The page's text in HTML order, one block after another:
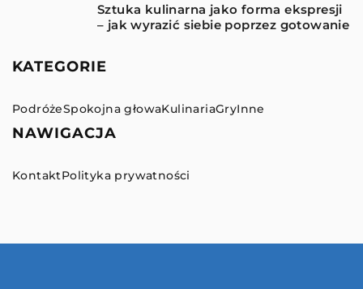
Sztuka kulinarna jako forma ekspresji
– jak wyrazić siebie poprzez gotowanie
KATEGORIE
PodróżeSpokojna głowaKulinariaGryInne
NAWIGACJA
KontaktPolityka prywatności